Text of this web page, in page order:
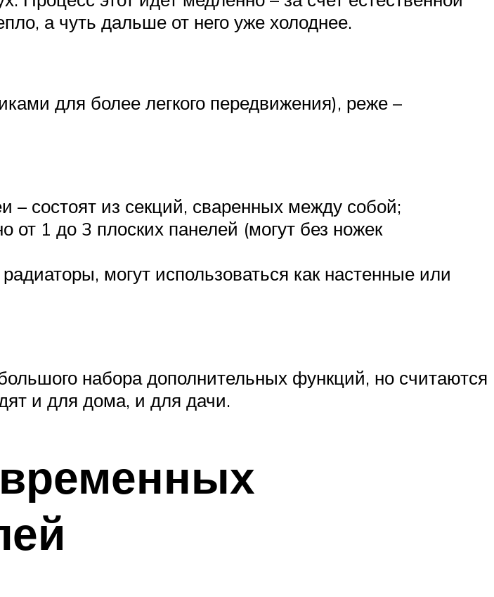
а чуть дальше от него уже холоднее.
для более легкого передвижения), реже –
– состоят из секций, сваренных между собой;
от 1 до 3 плоских панелей (могут без ножек
могут использоваться как настенные или
набора дополнительных функций, но считаются
и для дома, и для дачи.